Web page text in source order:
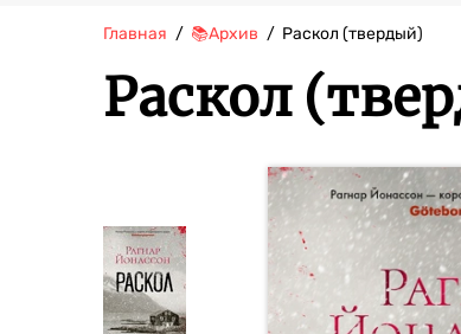
Главная 📚Архив Раскол (твердый)
Раскол